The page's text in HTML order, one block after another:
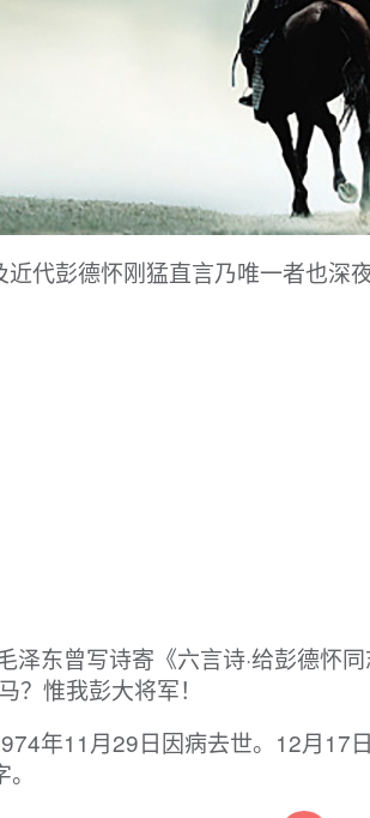
近代彭德怀刚猛直言乃唯一者也深
泽东曾写诗寄《六言诗·给彭德怀
？惟我彭大将军！
年11月29日因病去世。12月17